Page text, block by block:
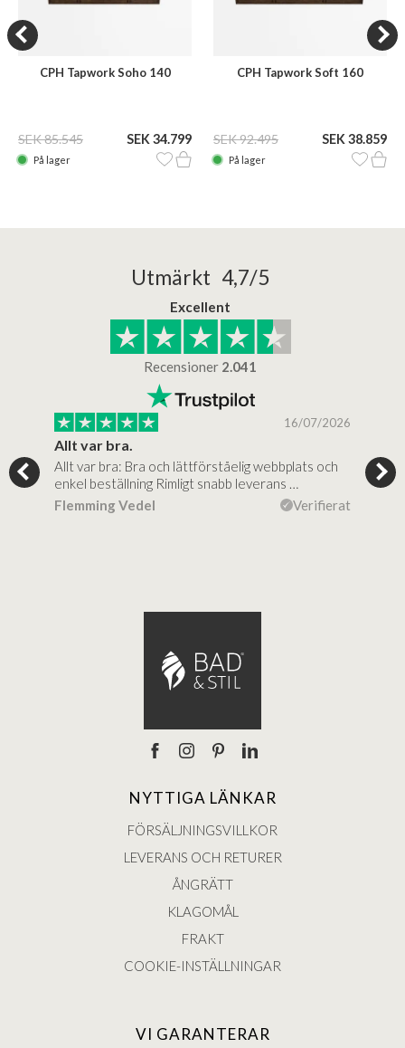
CPH Tapwork Soho 140
SEK 85.545 SEK 34.799
På lager
CPH Tapwork Soft 160
SEK 92.495 SEK 38.859
På lager
Utmärkt 4,7/5
Excellent
Recensioner 2.041
16/07/2026
Allt var bra.
Allt var bra: Bra och lättförståelig webbplats och
enkel beställning Rimligt snabb leverans …
Flemming Vedel
Verifierat
Jag
NYTTIGA LÄNKAR
FÖRSÄLJNINGSVILLKOR
LEVERANS OCH RETURER
ÅNGRÄTT
KLAGOMÅL
FRAKT
COOKIE-INSTÄLLNINGAR
VI GARANTERAR